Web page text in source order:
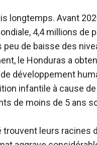
longtemps. Avant
4,4 millions de
de baisse des
le Honduras a
développement
infantile à cause de
de moins de 5 ans
trouvent leurs racines